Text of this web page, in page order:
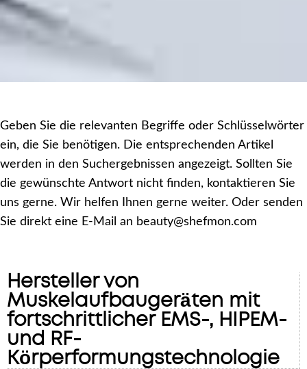
Geben Sie die relevanten Begriffe oder Schlüsselwörter
ein, die Sie benötigen. Die entsprechenden Artikel
werden in den Suchergebnissen angezeigt. Sollten Sie
die gewünschte Antwort nicht finden, kontaktieren Sie
uns gerne. Wir helfen Ihnen gerne weiter. Oder senden
Sie direkt eine E-Mail an beauty@shefmon.com
Hersteller von
Muskelaufbaugeräten mit
fortschrittlicher EMS-, HIPEM-
und RF-
Körperformungstechnologie